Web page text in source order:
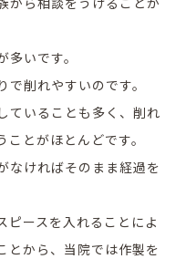
いです。
削れやすいのです。
ていることも多く、削れ
とがほとんどです。
なければそのまま経過を
ピースを入れることによ
とから、当院では作製を